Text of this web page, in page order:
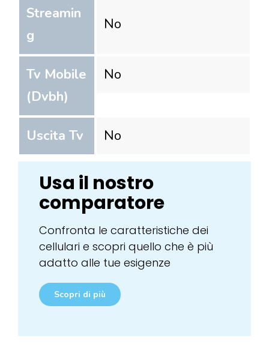
Streamin
g
No
Tv Mobile
(Dvbh)
No
Uscita Tv No
Usa il nostro
comparatore
Confronta le caratteristiche dei
cellulari e scopri quello che è più
adatto alle tue esigenze
Scopri di più